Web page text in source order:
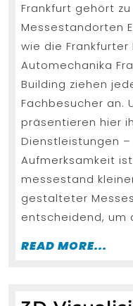
Frankfurt gehört
Messestandorten
wie die Frankfurter
Automechanika
Building ziehen
Fachbesucher an.
präsentieren hier
Dienstleistungen
Aufmerksamkeit
messestand
gestalteter
entscheidend, um
READ MORE...